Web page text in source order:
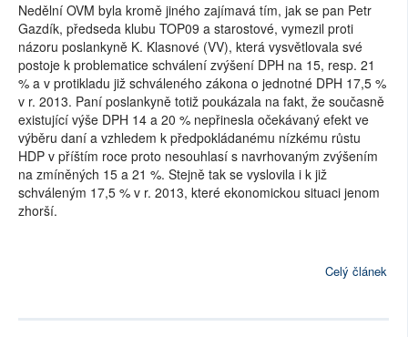
Nedělní OVM byla kromě jiného zajímavá tím, jak se pan Petr
Gazdík, předseda klubu TOP09 a starostové, vymezil proti
názoru poslankyně K. Klasnové (VV), která vysvětlovala své
postoje k problematice schválení zvýšení DPH na 15, resp. 21
% a v protikladu již schváleného zákona o jednotné DPH 17,5 %
v r. 2013. Paní poslankyně totiž poukázala na fakt, že současně
existující výše DPH 14 a 20 % nepřinesla očekávaný efekt ve
výběru daní a vzhledem k předpokládanému nízkému růstu
HDP v příštím roce proto nesouhlasí s navrhovaným zvýšením
na zmíněných 15 a 21 %. Stejně tak se vyslovila i k již
schváleným 17,5 % v r. 2013, které ekonomickou situaci jenom
zhorší.
Celý článek